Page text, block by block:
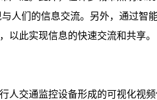
人们的信息交流。另外，通过智
以此实现信息的快速交流和共享。
人交通监控设备形成的可视化视